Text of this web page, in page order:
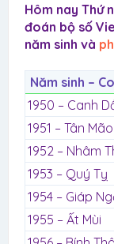
Hôm nay Thứ
đoán bộ số
năm sinh và
Năm sinh –
1950 – Canh
1951 – Tân Mão
1952 – Nhâm
1953 – Quý Tỵ
1954 – Giáp
1955 – Ất Mùi